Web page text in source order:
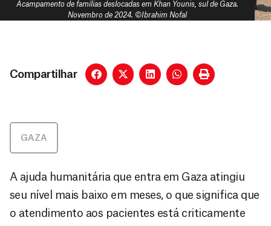
Acampamento de famílias deslocadas em Khan Younis, sul de Gaza.
Novembro de 2024. ©Ibrahim Nofal
Compartilhar
GAZA
A ajuda humanitária que entra em Gaza atingiu
seu nível mais baixo em meses, o que significa que
o atendimento aos pacientes está criticamente